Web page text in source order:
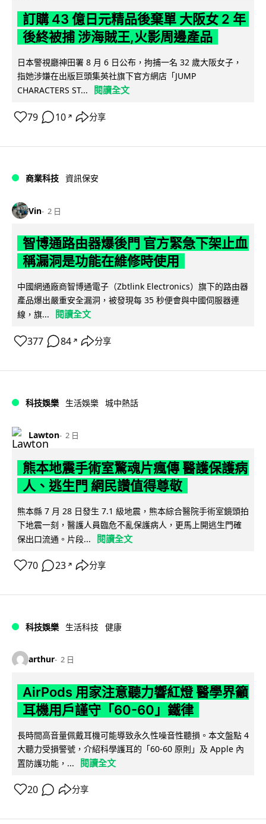
訂購 43 億日元精品後棄單 大阪女 2 年
後終被捕 涉海賊王,火影周邊產品
日本警視廳神田署 8 月 6 日公布，拘捕一名 32 歲大阪女子，
指她涉嫌在出版巨頭集英社旗下官方網店「JUMP
CHARACTERS ST...
閱讀全文
79 10 ↗ 分享
商業科技 資訊保安
Vin 2 日
智博通路由器爆後門 官方緊急下架止血
稱漏洞是功能在維修時使用
中國網通廠商智博通電子（Zbtlink Electronics）旗下的路由器
產品爆出嚴重安全漏洞，被發現每 35 秒便會與中國伺服器連
線，旗...
閱讀全文
377 84 ↗ 分享
科技娛樂 生活娛樂 城中熱話
Lawton 2 日
熊本地震手術室驚魂片瘋傳 醫護保護病
人、逃生門 網民讚值得尊敬
熊本縣 7 月 28 日發生 7.1 級地震，熊本綜合醫院手術室鏡頭拍
下地震一刻，醫護人員臨危不亂保護病人，更馬上開逃生門確
保出口流通。片段...
閱讀全文
70 23 ↗ 分享
科技娛樂 生活科技 健康
arthur 2 日
AirPods 用家注意聽力響紅燈 醫學界籲
耳機用戶謹守「60-60」鐵律
長時間高音量佩戴耳機可能導致永久性噪音性聽損。本文盤點 4
大聽力受損警號，介紹科學護耳的「60-60 原則」及 Apple 內
置防護功能，...
閱讀全文
20 分享